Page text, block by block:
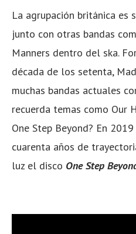
La agrupación británica es
junto con otras bandas
Manners dentro del ska.
década de los setenta,
muchas bandas actuales
recuerda temas como Our
One Step Beyond? En
cuarenta años de
luz el disco One Step